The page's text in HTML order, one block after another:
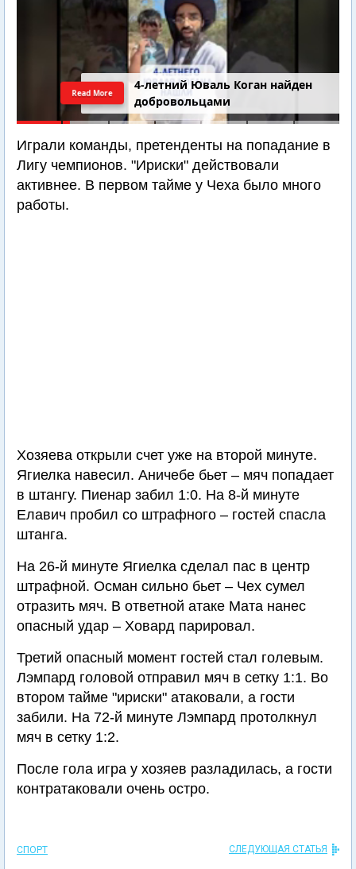
4-летний Юваль Коган найден
добровольцами
Read More
Играли команды, претенденты на попадание в
Лигу чемпионов. "Ириски" действовали
активнее. В первом тайме у Чеха было много
работы.
Хозяева открыли счет уже на второй минуте.
Ягиелка навесил. Аничебе бьет – мяч попадает
в штангу. Пиенар забил 1:0. На 8-й минуте
Елавич пробил со штрафного – гостей спасла
штанга.
На 26-й минуте Ягиелка сделал пас в центр
штрафной. Осман сильно бьет – Чех сумел
отразить мяч. В ответной атаке Мата нанес
опасный удар – Ховард парировал.
Третий опасный момент гостей стал голевым.
Лэмпард головой отправил мяч в сетку 1:1. Во
втором тайме "ириски" атаковали, а гости
забили. На 72-й минуте Лэмпард протолкнул
мяч в сетку 1:2.
После гола игра у хозяев разладилась, а гости
контратаковали очень остро.
СПОРТ СЛЕДУЮЩАЯ СТАТЬЯ